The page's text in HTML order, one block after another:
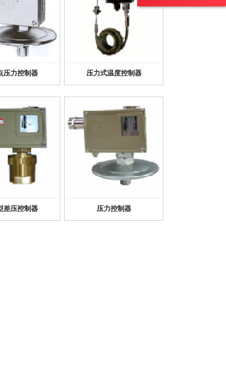
压力控制器 压力式温度控制器
差压控制器 压力控制器